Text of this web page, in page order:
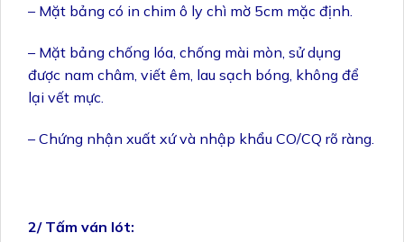
– Mặt bảng có in chim ô ly chì mờ 5cm mặc định.
– Mặt bảng chống lóa, chống mài mòn, sử dụng
được nam châm, viết êm, lau sạch bóng, không để
lại vết mực.
– Chứng nhận xuất xứ và nhập khẩu CO/CQ rõ ràng.
2/ Tấm ván lót: